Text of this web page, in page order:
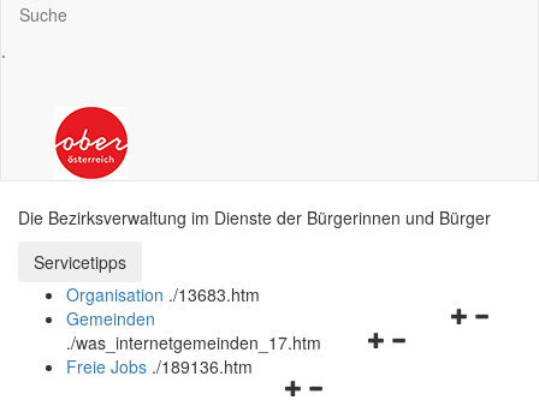
Suche
.
Die Bezirksverwaltung im Dienste der Bürgerinnen und Bürger
Servicetipps öffnen und schließen
Servicetipps
Organisation ./13683.htm
Navigationsmenü
Gemeinden
./was_internetgemeinden_17.htm
Navigationsmenü
Freie Jobs ./189136.htm